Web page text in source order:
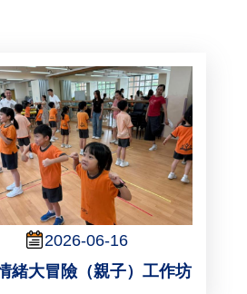
2026-06-16
緒大冒險（親子）工作坊